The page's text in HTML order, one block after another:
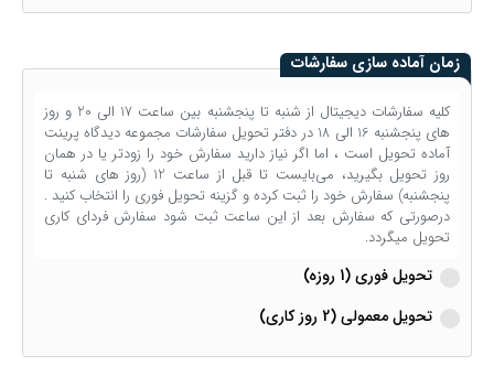
زمان آماده سازی سفارشات
کلیه سفارشات دیجیتال از شنبه تا پنجشنبه بین ساعت 17 الی 20 و روز
های پنجشنبه 16 الی 18 در دفتر تحویل سفارشات مجموعه دیدگاه پرینت
آماده تحویل است ، اما اگر نیاز دارید سفارش خود را زودتر یا در همان
روز تحویل بگیرید، می‌بایست تا قبل از ساعت 12 (روز های شنبه تا
پنجشنبه) سفارش خود را ثبت کرده و گزینه تحویل فوری را انتخاب کنید .
درصورتی که سفارش بعد از این ساعت ثبت شود سفارش فردای کاری
تحویل میگردد.
تحویل فوری (1 روزه)
تحویل معمولی (2 روز کاری)